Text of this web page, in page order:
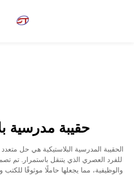
حقيبة مدرسية
الحقيبة المدرسية البلاستيكية هي حل
للفرد العصري الذي يتنقل باستمرار. تم
والوظيفية، مما يجعلها حاملًا موثوقًا